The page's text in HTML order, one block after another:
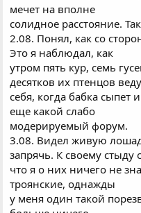
мечет на вполне
солидное расстояние.
2.08. Понял, как со
Это я наблюдал, как
утром пять кур, семь
десятков их птенцов
себя, когда бабка
еще какой слабо
модерируемый форум.
3.08. Видел живую
запрячь. К своему стыду
что я о них ничего не
троянские, однажды
у меня один такой